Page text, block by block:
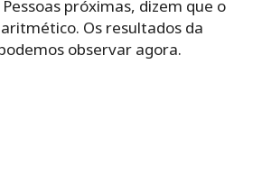
próximas, dizem que o
Os resultados da
observar agora.